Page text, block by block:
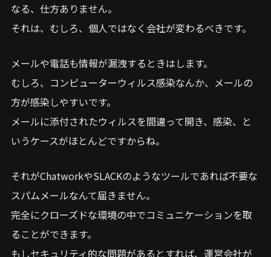
なる、仕方ありません。
それは、むしろ、個人ではなく会社が変わるべきです。
メールや電話も情報が漏洩するときはします。
むしろ、コンピューターウィルス感染なんか、メールの
方が感染しやすいです。
メールに添付されたウィルスを間違って開き、感染、と
いうケースがほとんどですからね。
それがChatworkやSLACKのようなツールであれば不要な
スパムメールなんて届きません。
完全にクローズドな環境の中でコミュニケーションを取
ることができます。
もしセキュリティ的な問題があるとすれば、運営会社が